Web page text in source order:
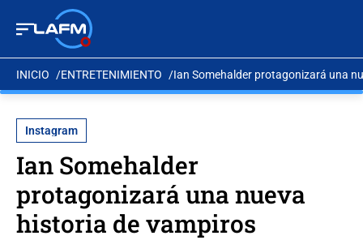
INICIO ENTRETENIMIENTO Ian Somehalder protagonizará una
Instagram
Ian Somehalder
protagonizará una nueva
historia de vampiros